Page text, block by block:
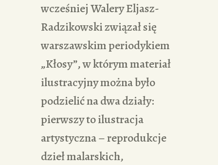
wcześniej Walery Eljasz-
Radzikowski związał się
warszawskim periodykiem
„Kłosy”, w którym materiał
ilustracyjny można było
podzielić na dwa działy:
pierwszy to ilustracja
artystyczna – reprodukcje
dzieł malarskich,